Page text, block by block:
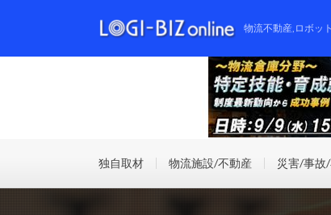
物流不動産,ロボッ
独自取材 物流施設/不動産 災害/事故